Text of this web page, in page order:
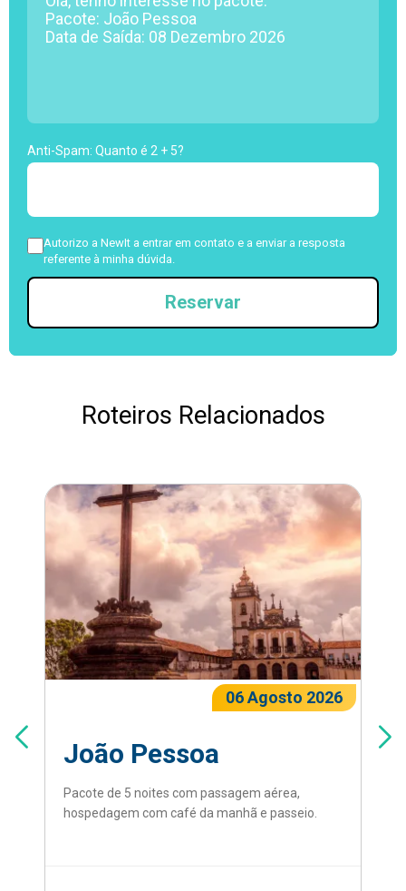
Anti-Spam: Quanto é 2 + 5?
Autorizo a NewIt a entrar em contato e a enviar a resposta
referente à minha dúvida.
Reservar
Roteiros Relacionados
06 Agosto 2026
João Pessoa
Pacote de 5 noites com passagem aérea,
hospedagem com café da manhã e passeio.